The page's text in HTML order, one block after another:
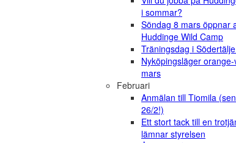
i sommar?
Söndag 8 mars öppnar
Huddinge Wild Camp
Träningsdag i
Nyköpingsläger
mars
Februari
Anmälan till Tiomila
26/2!)
Ett stort tack till en
lämnar styrelsen